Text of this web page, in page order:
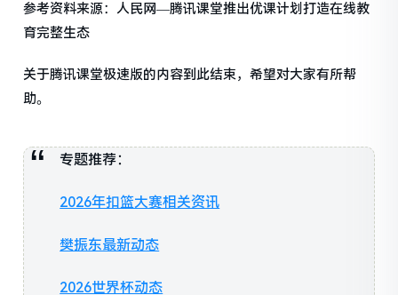
参考资料来源：人民网—腾讯课堂推出优课计划打造在线教
育完整生态
关于腾讯课堂极速版的内容到此结束，希望对大家有所帮
助。
专题推荐：
2026年扣篮大赛相关资讯
樊振东最新动态
2026世界杯动态